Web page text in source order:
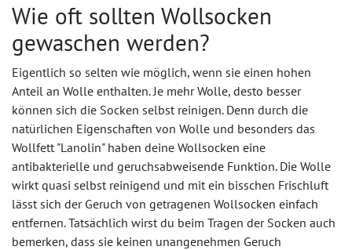
Wie oft sollten Wollsocken
gewaschen werden?
Eigentlich so selten wie möglich, wenn sie einen hohen
Anteil an Wolle enthalten. Je mehr Wolle, desto besser
können sich die Socken selbst reinigen. Denn durch die
natürlichen Eigenschaften von Wolle und besonders das
Wollfett "Lanolin" haben deine Wollsocken eine
antibakterielle und geruchsabweisende Funktion. Die Wolle
wirkt quasi selbst reinigend und mit ein bisschen Frischluft
lässt sich der Geruch von getragenen Wollsocken einfach
entfernen. Tatsächlich wirst du beim Tragen der Socken auch
bemerken, dass sie keinen unangenehmen Geruch